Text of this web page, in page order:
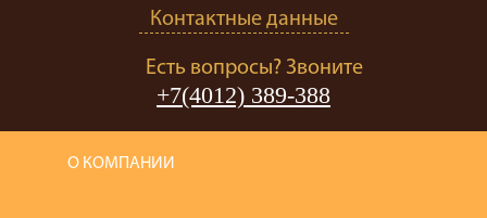
Контактные данные
Есть вопросы? Звоните
+7(4012) 389-388
О КОМПАНИИ